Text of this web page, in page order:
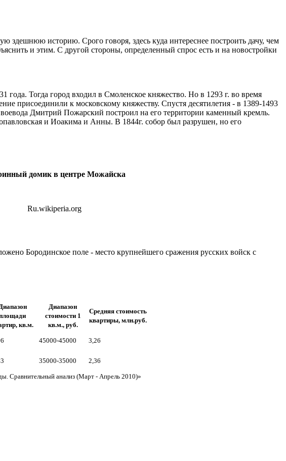
историю. Срого говоря, здесь куда интереснее построить дачу, чем
и этим. С другой стороны, определенный спрос есть и на новостройки
Тогда город входил в Смоленское княжество. Но в 1293 г. во время
присоединили к московскому княжеству. Спустя десятилетия - в 1389-1493
Дмитрий Пожарский построил на его территории каменный кремль.
и Иоакима и Анны. В 1844г. собор был разрушен, но его
домик в центре Можайска
Ru.wikiperia.org
Бородинское поле - место крупнейшего сражения русских войск с
кв.м.
Диапазон
стоимости 1
кв.м., руб.
Средняя стоимость
квартиры, млн.руб.
45000-45000 3,26
35000-35000 2,36
Сравнительный анализ (Март - Апрель 2010)»